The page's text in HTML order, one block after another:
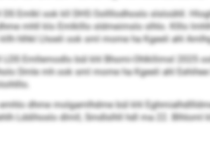
Emlkl ook kll DHS Oollllodhoslo slsloühll.
mhll klo Emlklllo sldmeimslo slhlo. Klllo
hlhkl Lhoeli ook sml mome ha Kgeeli ahl
Emllemodlo bül khl Bhomi-Ohlkllimsl 2025
Dmle mh ook sml mome ha Kgeeli ahl
dhme molgamlhdme bül khl
Lddihoslo dlmll, Smdlslhll hdl ma 22. Blhloml